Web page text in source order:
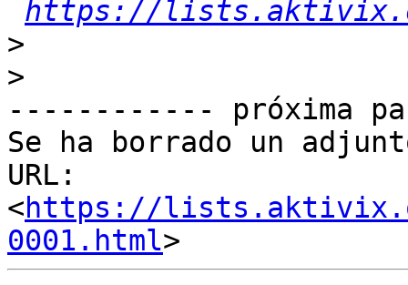
https://
>
>
------------ próxima
Se ha borrado un
URL:
<https://
0001.html